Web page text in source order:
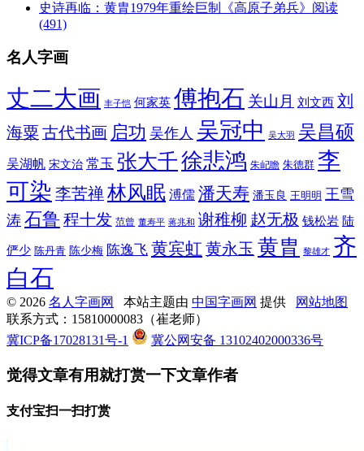
史诗再临：黄胄1979年重绘巨制《高原子弟兵》 阅读
(491)
名人字画
丈二大画 丰子恺 何家英 傅抱石 关山月 刘文西 刘
海粟 古代书画 启功 吴作人 吴冠中 吴大羽 吴昌硕
吴湖帆 宋文治 常玉 张大千徐悲鸿 朱屺瞻 朱德群 李
可染 李苦禅林风眠 溥儒 潘天寿 潘玉良 王明明 王雪
涛 石鲁 程十发 范曾 董寿平 蒋兆和 谢稚柳 赵无极 钱松岩 陆
俨少 陈丹青 陈少梅 陈逸飞 黄宾虹 黄永玉 黄胄 黎雄才 齐
白石
© 2026 名人字画网 本站主题由 中国字画网 提供
网站地图
联系方式：15810000083（崔老师）
冀ICP备17028131号-1
冀公网安备 13102402000336号
觉得文章有用就打赏一下文章作者
支付宝扫一扫打赏